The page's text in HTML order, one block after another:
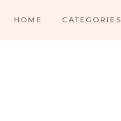
HOME CATEGORIES